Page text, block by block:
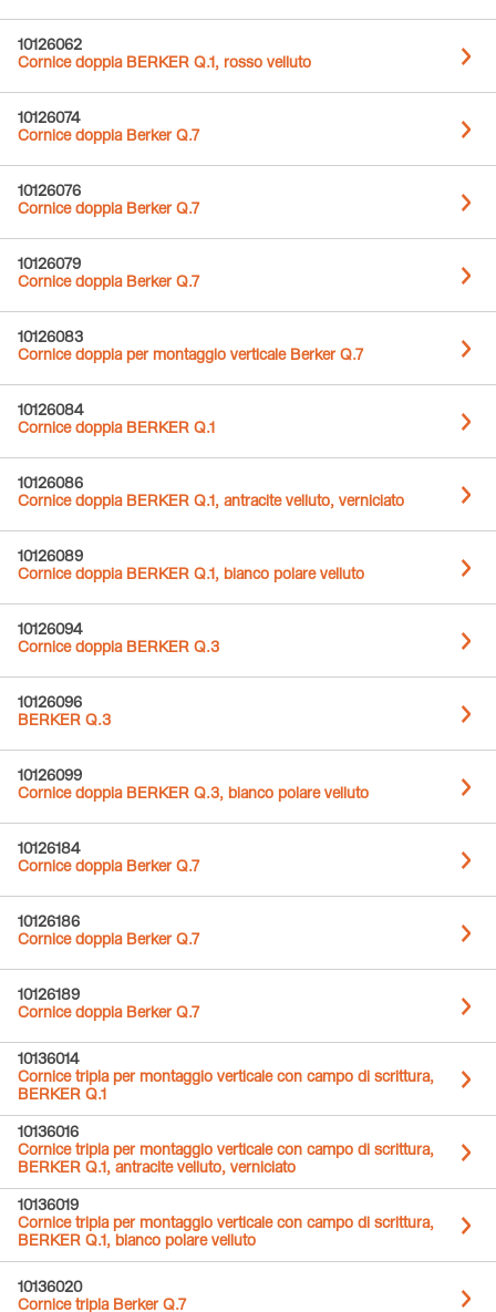
10126062
Cornice doppia BERKER Q.1, rosso velluto
10126074
Cornice doppia Berker Q.7
10126076
Cornice doppia Berker Q.7
10126079
Cornice doppia Berker Q.7
10126083
Cornice doppia per montaggio verticale Berker Q.7
10126084
Cornice doppia BERKER Q.1
10126086
Cornice doppia BERKER Q.1, antracite velluto, verniciato
10126089
Cornice doppia BERKER Q.1, bianco polare velluto
10126094
Cornice doppia BERKER Q.3
10126096
BERKER Q.3
10126099
Cornice doppia BERKER Q.3, bianco polare velluto
10126184
Cornice doppia Berker Q.7
10126186
Cornice doppia Berker Q.7
10126189
Cornice doppia Berker Q.7
10136014
Cornice tripla per montaggio verticale con campo di scrittura,
BERKER Q.1
10136016
Cornice tripla per montaggio verticale con campo di scrittura,
BERKER Q.1, antracite velluto, verniciato
10136019
Cornice tripla per montaggio verticale con campo di scrittura,
BERKER Q.1, bianco polare velluto
10136020
Cornice tripla Berker Q.7